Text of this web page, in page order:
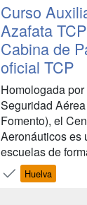
Curso
Azafata
Cabina de
oficial TCP
Homologada
Seguridad
Fomento), el
Aeronáuticos es
escuelas de
Tripulante de
Cursos de
Huelva